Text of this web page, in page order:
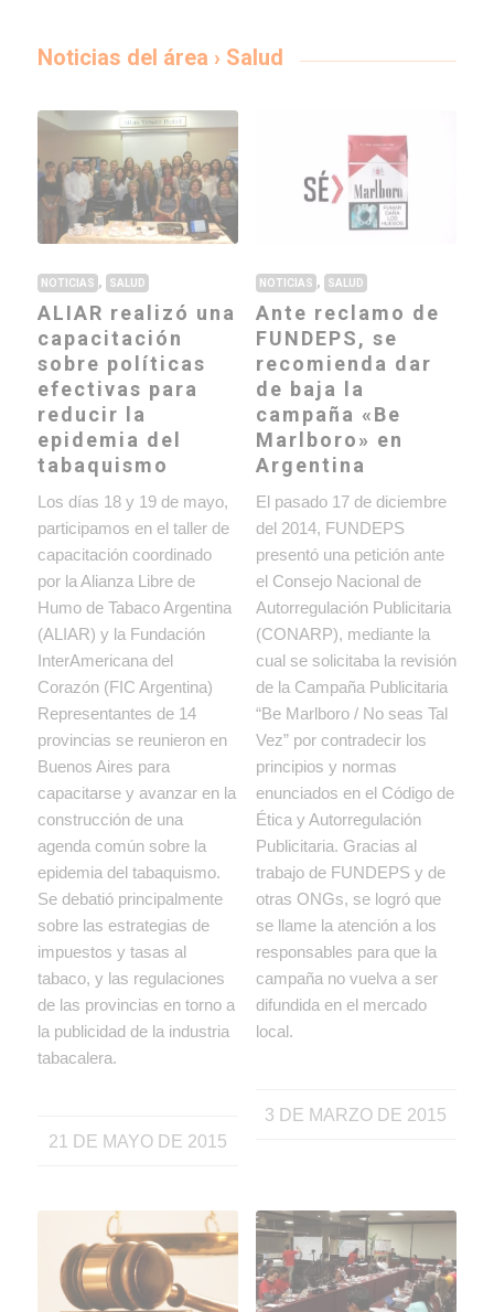
Noticias del área › Salud
NOTICIAS , SALUD
ALIAR realizó una
capacitación
sobre políticas
efectivas para
reducir la
epidemia del
tabaquismo
Los días 18 y 19 de mayo,
participamos en el taller de
capacitación coordinado
por la Alianza Libre de
Humo de Tabaco Argentina
(ALIAR) y la Fundación
InterAmericana del
Corazón (FIC Argentina)
Representantes de 14
provincias se reunieron en
Buenos Aires para
capacitarse y avanzar en la
construcción de una
agenda común sobre la
epidemia del tabaquismo.
Se debatió principalmente
sobre las estrategias de
impuestos y tasas al
tabaco, y las regulaciones
de las provincias en torno a
la publicidad de la industria
tabacalera.
21 DE MAYO DE 2015
NOTICIAS , SALUD
Ante reclamo de
FUNDEPS, se
recomienda dar
de baja la
campaña «Be
Marlboro» en
Argentina
El pasado 17 de diciembre
del 2014, FUNDEPS
presentó una petición ante
el Consejo Nacional de
Autorregulación Publicitaria
(CONARP), mediante la
cual se solicitaba la revisión
de la Campaña Publicitaria
“Be Marlboro / No seas Tal
Vez” por contradecir los
principios y normas
enunciados en el Código de
Ética y Autorregulación
Publicitaria. Gracias al
trabajo de FUNDEPS y de
otras ONGs, se logró que
se llame la atención a los
responsables para que la
campaña no vuelva a ser
difundida en el mercado
local.
3 DE MARZO DE 2015